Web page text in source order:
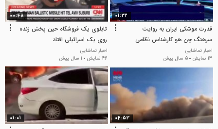
01:32
قدرت موشکی ایران به روایت
سرهنگ چن هو کارشناس نظامی
اخبار تماشایی
13 نمایش
5 سال پیش
00:48
تابلوی یک فروشگاه حین پخش زنده
روی یک اسرائیلی افتاد
اخبار تماشایی
46 نمایش
1 سال پیش
04:53
01:01